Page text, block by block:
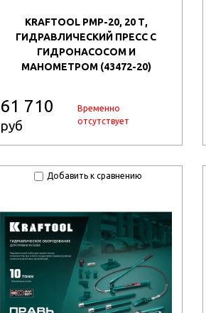
KRAFTOOL PMP-20, 20 Т,
ГИДРАВЛИЧЕСКИЙ ПРЕСС С
ГИДРОНАСОСОМ И
МАНОМЕТРОМ (43472-20)
61 710
руб
Временно
отсутствует
Добавить к сравнению